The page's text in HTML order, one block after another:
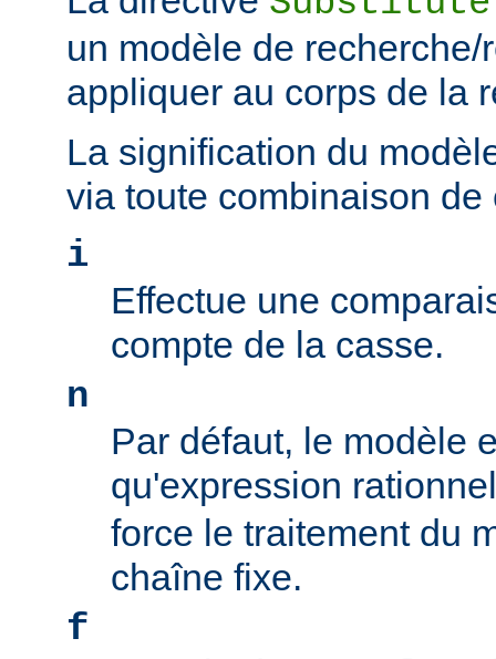
un modèle de
appliquer au corps de la
La signification du
via toute combinaison de
i
Effectue une
compte de la casse.
n
Par défaut, le modèle
qu'expression
force le traitement du
chaîne fixe.
f